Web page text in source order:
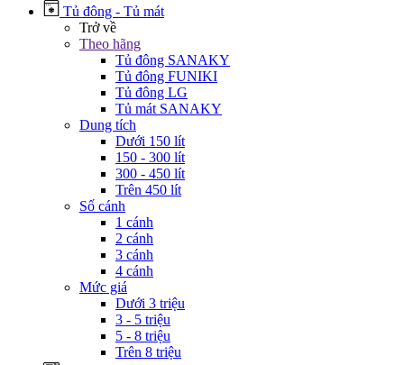
Tủ đông - Tủ mát
Trở về
Theo hãng
Tủ đông SANAKY
Tủ đông FUNIKI
Tủ đông LG
Tủ mát SANAKY
Dung tích
Dưới 150 lít
150 - 300 lít
300 - 450 lít
Trên 450 lít
Số cánh
1 cánh
2 cánh
3 cánh
4 cánh
Mức giá
Dưới 3 triệu
3 - 5 triệu
5 - 8 triệu
Trên 8 triệu